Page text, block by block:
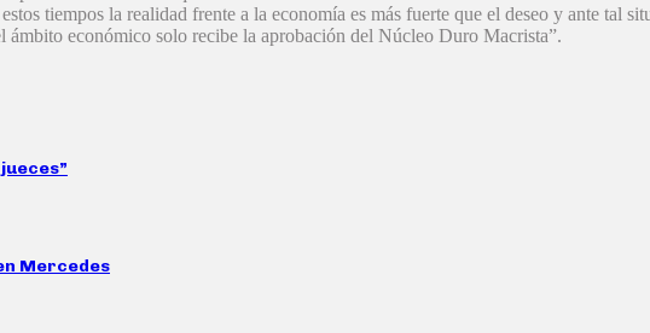
tiempos la realidad frente a la economía es más fuerte que el deseo y ante tal
económico solo recibe la aprobación del Núcleo Duro Macrista”.
Mercedes